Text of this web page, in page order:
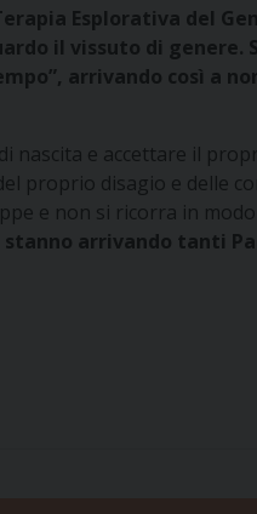
Esplorativa del
il vissuto di genere.
arrivando così a
nascita e accettare il
proprio disagio e delle
e non si ricorra in
stanno arrivando tanti